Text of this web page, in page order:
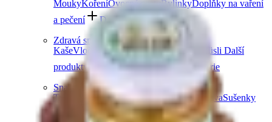
MoukyKořeníOvocné pasty BylinkyDoplňky na vaření
a pečení
Další kategorie
Zdravá snídaně
KašeVločky Müsli a granolaOvoce do müsli Další
produkty zdravé snídaně
Další kategorie
Snacky
Tyčinky
CrackeryBezlepkové křupkyChalvaSušenky
Další kategorie